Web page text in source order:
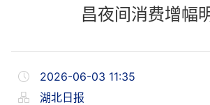
昌夜间消费增幅
2026-06-03 11:35
湖北日报